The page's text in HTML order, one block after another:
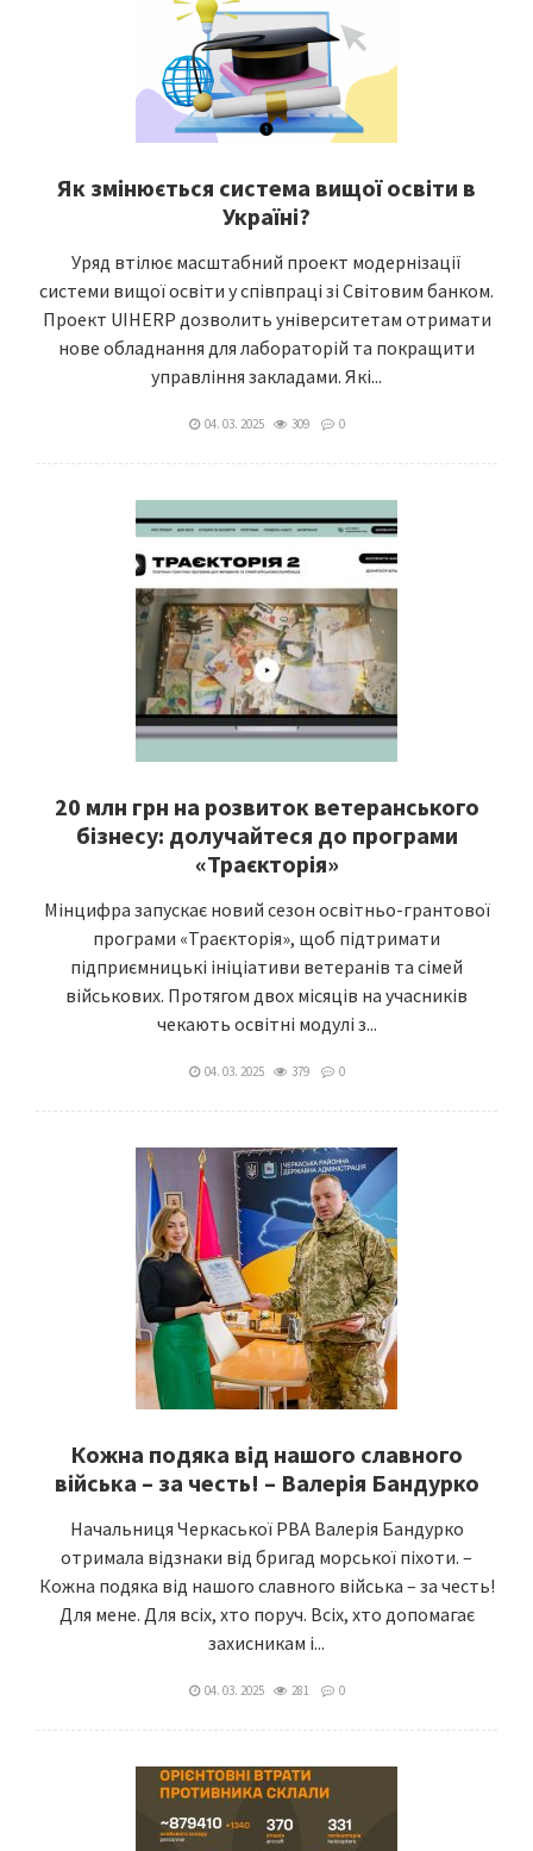
Як змінюється система вищої освіти в
Україні?
Уряд втілює масштабний проект модернізації
системи вищої освіти у співпраці зі Світовим банком.
Проект UIHERP дозволить університетам отримати
нове обладнання для лабораторій та покращити
управління закладами. Які...
04. 03. 2025 309 0
20 млн грн на розвиток ветеранського
бізнесу: долучайтеся до програми
«Траєкторія»
Мінцифра запускає новий сезон освітньо-грантової
програми «Траєкторія», щоб підтримати
підприємницькі ініціативи ветеранів та сімей
військових. Протягом двох місяців на учасників
чекають освітні модулі з...
04. 03. 2025 379 0
Кожна подяка від нашого славного
війська – за честь! – Валерія Бандурко
Начальниця Черкаської РВА Валерія Бандурко
отримала відзнаки від бригад морської піхоти. –
Кожна подяка від нашого славного війська – за честь!
Для мене. Для всіх, хто поруч. Всіх, хто допомагає
захисникам і...
04. 03. 2025 281 0